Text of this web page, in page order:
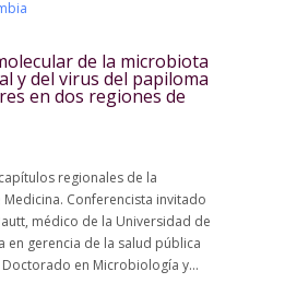
de la microbiota
y del virus del papiloma
en dos regiones de
regionales de la
Conferencista invitado
médico de la Universidad de
en gerencia de la salud pública
Doctorado en Microbiología y...